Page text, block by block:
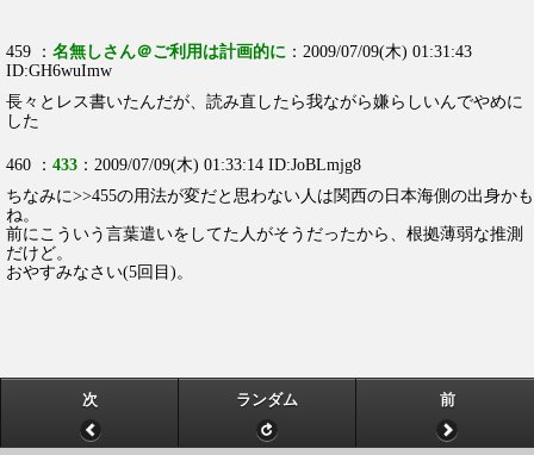
459 ： 名無しさん＠ご利用は計画的に ：2009/07/09(木) 01:31:43
ID:GH6wuImw
長々とレス書いたんだが、読み直したら我ながら嫌らしいんでやめに
した
460 ： 433 ：2009/07/09(木) 01:33:14 ID:JoBLmjg8
ちなみに>>455の用法が変だと思わない人は関西の日本海側の出身かも
ね。
前にこういう言葉遣いをしてた人がそうだったから、根拠薄弱な推測
だけど。
おやすみなさい(5回目)。
次 ランダム 前